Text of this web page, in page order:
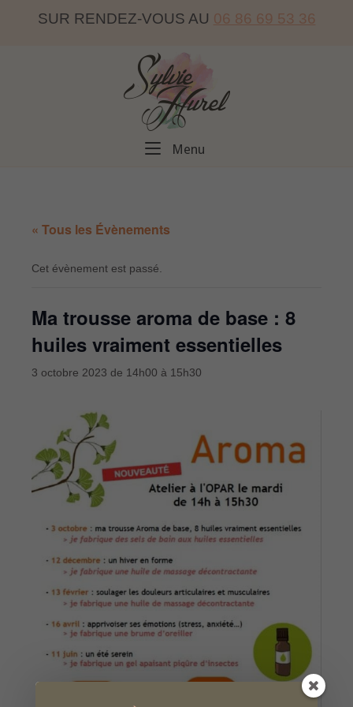
SUR RENDEZ-VOUS AU 06 86 69 53 36
Home
Menu
« Tous les Évènements
Cet évènement est passé.
Ma trousse aroma de base : 8
huiles vraiment essentielles
3 octobre 2023 de 14h00 à 15h30